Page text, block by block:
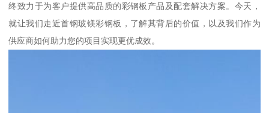
终致力于为客户提供高品质的彩钢板产品及配套解决方案。今天，
就让我们走近首钢玻镁彩钢板，了解其背后的价值，以及我们作为
供应商如何助力您的项目实现更优成效。